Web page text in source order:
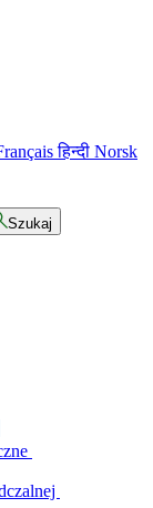
हिन्दी Norsk
Szukaj